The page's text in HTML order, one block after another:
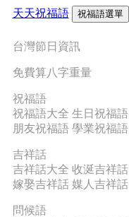
天天祝福語 祝福語選單
台灣節日資訊
免費算八字重量
祝福語
祝福語大全 生日祝福語
朋友祝福語 學業祝福語
吉祥話
吉祥話大全 收涎吉祥話
嫁娶吉祥話 媒人吉祥話
問候語